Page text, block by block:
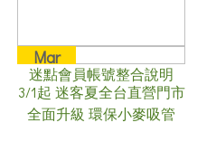
迷點會員帳號整合說明
Mar
01
2022
3/1起 迷客夏全台直營門市
全面升級 環保小麥吸管